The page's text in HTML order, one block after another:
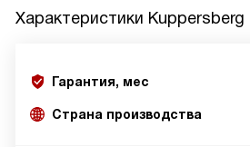
Характеристики Kuppersberg
Гарантия, мес
Страна производства